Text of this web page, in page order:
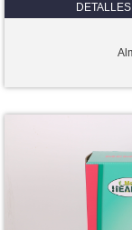
DETALLES